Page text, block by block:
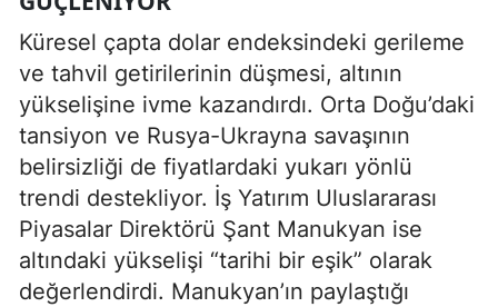
Küresel çapta dolar endeksindeki gerileme
ve tahvil getirilerinin düşmesi, altının
yükselişine ivme kazandırdı. Orta Doğu’daki
tansiyon ve Rusya-Ukrayna savaşının
belirsizliği de fiyatlardaki yukarı yönlü
trendi destekliyor. İş Yatırım Uluslararası
Piyasalar Direktörü Şant Manukyan ise
altındaki yükselişi “tarihi bir eşik” olarak
değerlendirdi. Manukyan’ın paylaştığı